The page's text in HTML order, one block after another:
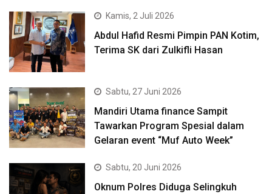
Kamis, 2 Juli 2026
Abdul Hafid Resmi Pimpin PAN Kotim,
Terima SK dari Zulkifli Hasan
Sabtu, 27 Juni 2026
Mandiri Utama finance Sampit
Tawarkan Program Spesial dalam
Gelaran event “Muf Auto Week”
Sabtu, 20 Juni 2026
Oknum Polres Diduga Selingkuh